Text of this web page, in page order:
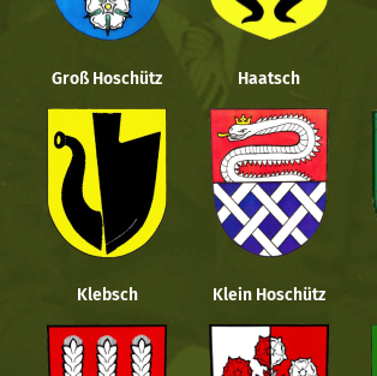
Groß Hoschütz Haatsch
Klebsch Klein Hoschütz